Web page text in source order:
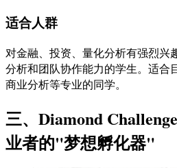
适合人群
对金融、投资、量化分析有强烈兴
分析和团队协作能力的学生。适合
商业分析等专业的同学。
三、Diamond
业者的"梦想孵化器"